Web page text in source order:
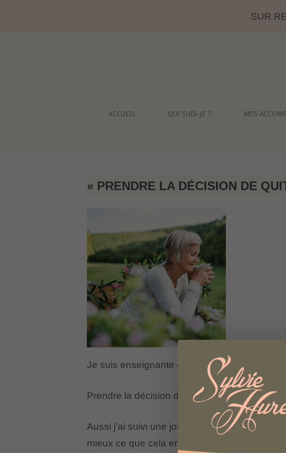
SUR
ACCUEIL QUI SUIS-JE ? MES
« PRENDRE LA DÉCISION DE
Je suis enseignante et ai bénéficié de la
Prendre la décision de quitter son travail
Aussi j’ai suivi une journée de préparation
mieux ce que cela engendrait comme